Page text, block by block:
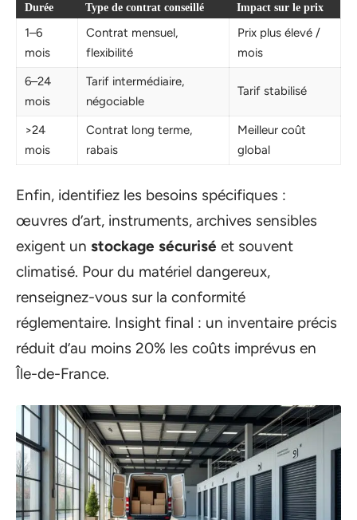
Durée Type de contrat conseillé Impact sur le prix
1–6
mois
Contrat mensuel,
flexibilité
Prix plus élevé /
mois
6–24
mois
Tarif intermédiaire,
négociable
Tarif stabilisé
>24
mois
Contrat long terme,
rabais
Meilleur coût
global
Enfin, identifiez les besoins spécifiques :
œuvres d’art, instruments, archives sensibles
exigent un stockage sécurisé et souvent
climatisé. Pour du matériel dangereux,
renseignez-vous sur la conformité
réglementaire. Insight final : un inventaire précis
réduit d’au moins 20% les coûts imprévus en
Île-de-France.